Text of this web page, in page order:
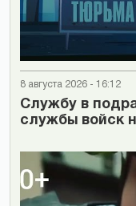
8 августа 2026 - 16:12
Cлужбу в
службы войск